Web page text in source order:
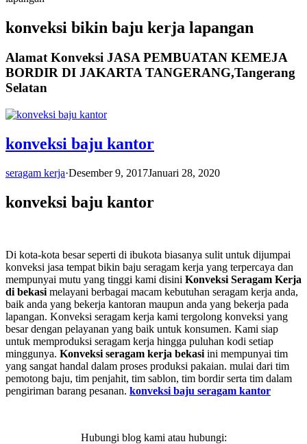
konveksi bikin baju kerja lapangan
Alamat Konveksi JASA PEMBUATAN KEMEJA
BORDIR DI JAKARTA TANGERANG,Tangerang
Selatan
konveksi baju kantor
seragam kerja·Desember 9, 2017Januari 28, 2020
konveksi baju kantor
Di kota-kota besar seperti di ibukota biasanya sulit untuk dijumpai
konveksi jasa tempat bikin baju seragam kerja yang terpercaya dan
mempunyai mutu yang tinggi kami disini Konveksi Seragam Kerja
di bekasi melayani berbagai macam kebutuhan seragam kerja anda,
baik anda yang bekerja kantoran maupun anda yang bekerja pada
lapangan. Konveksi seragam kerja kami tergolong konveksi yang
besar dengan pelayanan yang baik untuk konsumen. Kami siap
untuk memproduksi seragam kerja hingga puluhan kodi setiap
minggunya. Konveksi seragam kerja bekasi ini mempunyai tim
yang sangat handal dalam proses produksi pakaian. mulai dari tim
pemotong baju, tim penjahit, tim sablon, tim bordir serta tim dalam
pengiriman barang pesanan. konveksi baju seragam kantor
Hubungi blog kami atau hubungi: